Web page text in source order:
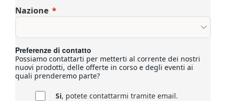
Nazione
Preferenze di contatto
Possiamo contattarti per metterti al corrente dei nostri
nuovi prodotti, delle offerte in corso e degli eventi ai
quali prenderemo parte?
Si, potete contattarmi tramite email.